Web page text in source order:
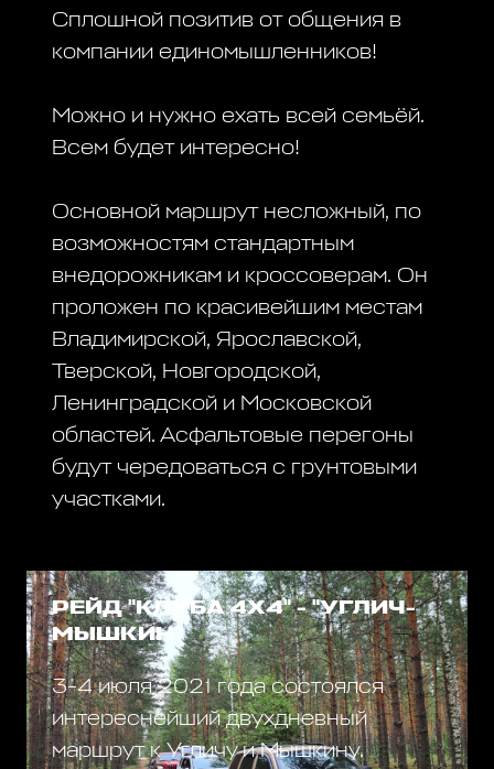
Сплошной позитив от общения в
компании единомышленников!
Можно и нужно ехать всей семьёй.
Всем будет интересно!
Основной маршрут несложный, по
возможностям стандартным
внедорожникам и кроссоверам. Он
проложен по красивейшим местам
Владимирской, Ярославской,
Тверской, Новгородской,
Ленинградской и Московской
областей. Асфальтовые перегоны
будут чередоваться с грунтовыми
участками.
РЕЙД "КЛУБА 4Х4" - "УГЛИЧ-
МЫШКИН"
3-4 июля 2021 года состоялся
интереснейший двухдневный
маршрут к Угличу и Мышкину.